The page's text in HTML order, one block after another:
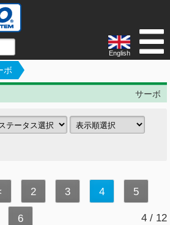
English
ボ
サーボ
2 3 4 5
6 4 / 12